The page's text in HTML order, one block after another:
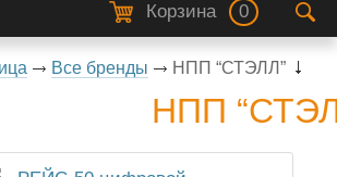
Корзина 0
Все бренды НПП “СТЭЛЛ”
НПП